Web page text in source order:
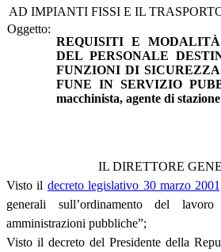
AD IMPIANTI FISSI E IL
Oggetto:
REQUISITI E
DEL PERSONALE
FUNZIONI DI
FUNE IN SERVIZIO
macchinista, agente di
IL DIRETTORE
Visto il decreto legislativo 30 marzo
generali sull’ordinamento del
amministrazioni pubbliche”;
Visto il decreto del Presidente della